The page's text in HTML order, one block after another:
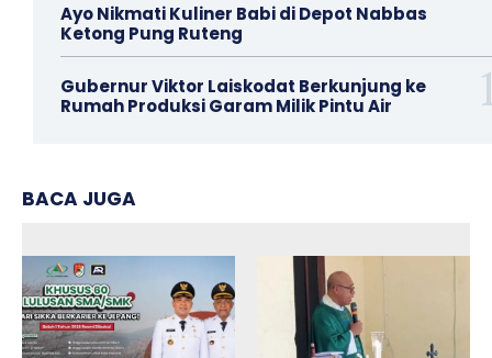
Ayo Nikmati Kuliner Babi di Depot Nabbas
Ketong Pung Ruteng
Gubernur Viktor Laiskodat Berkunjung ke
Rumah Produksi Garam Milik Pintu Air
BACA JUGA